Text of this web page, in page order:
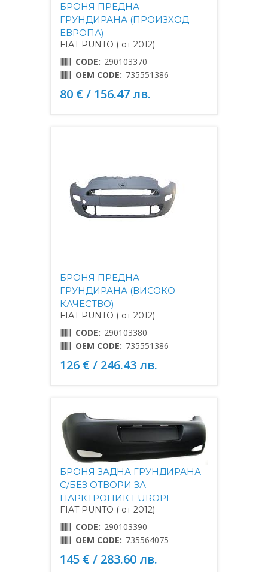
БРОНЯ ПРЕДНА
ГРУНДИРАНА (ПРОИЗХОД
ЕВРОПА)
FIAT PUNTO ( от 2012)
CODE: 290103370
OEM CODE: 735551386
80 € / 156.47 лв.
БРОНЯ ПРЕДНА
ГРУНДИРАНА (ВИСОКО
КАЧЕСТВО)
FIAT PUNTO ( от 2012)
CODE: 290103380
OEM CODE: 735551386
126 € / 246.43 лв.
БРОНЯ ЗАДНА ГРУНДИРАНА
С/БЕЗ ОТВОРИ ЗА
ПАРКТРОНИК EUROPE
FIAT PUNTO ( от 2012)
CODE: 290103390
OEM CODE: 735564075
145 € / 283.60 лв.